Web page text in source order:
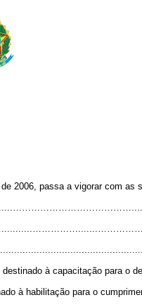
2006, passa a vigorar com as
à capacitação para o
à habilitação para o